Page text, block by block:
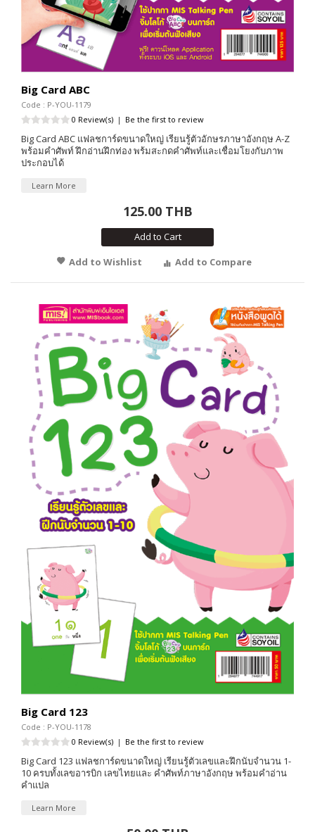
Big Card ABC
Code : P-YOU-1179
0 Review(s) | Be the first to review
Big Card ABC แฟลชการ์ดขนาดใหญ่ เรียนรู้ตัวอักษรภาษาอังกฤษ A-Z
พร้อมคำศัพท์ ฝึกอ่านฝึกท่อง พร้มสะกดคำศัพท์และเชื่อมโยงกับภาพ
ประกอบได้
Learn More
125.00 THB
Add to Cart
Add to Wishlist
Add to Compare
Big Card 123
Code : P-YOU-1178
0 Review(s) | Be the first to review
Big Card 123 แฟลชการ์ดขนาดใหญ่ เรียนรู้ตัวเลขและฝึกนับจำนวน 1-
10 ครบทั้งเลขอารบิก เลขไทยและ คำศัพท์ภาษาอังกฤษ พร้อมคำอ่าน
คำแปล
Learn More